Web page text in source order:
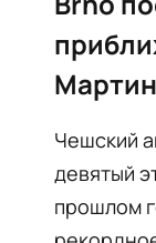
Чешский
девятый
прошлом